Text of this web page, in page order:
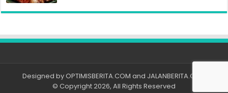
Designed byOPTIMISBERITA.COM and JALANBERITA.COM
© Copyright 2026, All Rights Reserved